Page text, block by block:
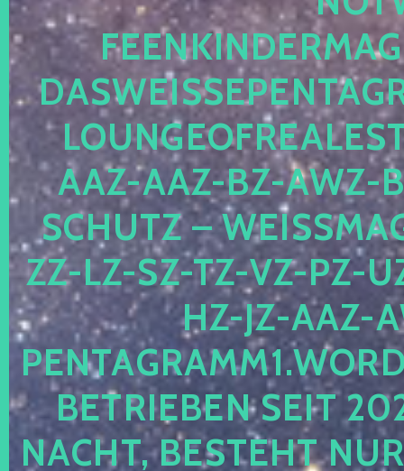
AZ-AAZ-BZ-AWZ-
CHUTZ –
-LZ-SZ-TZ-VZ-PZ-UZ-
-JZ-AAZ-
TRIEBEN SEIT 2024
CHT, BESTEHT NUR